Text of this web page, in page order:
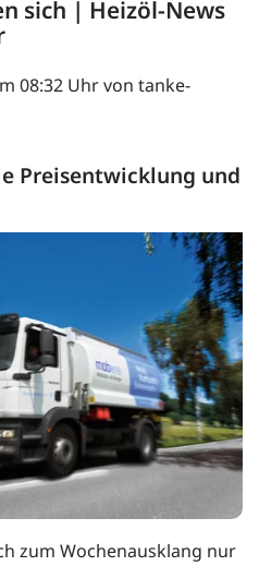
sich | Heizöl-News
08:32 Uhr von tanke-
Preisentwicklung und
zum Wochenausklang nur